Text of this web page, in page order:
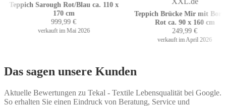
Teppich Sarough Rot/Blau ca. 110 x
170 cm
999,99€
verkauft im Mai 2026
Teppich Brücke Mir mit
Rot ca. 90 x 160 cm
249,99€
verkauft im April 2026
Das sagen unsere Kunden
Aktuelle Bewertungen zu Tekal - Textile Lebensqualität bei Google.
So erhalten Sie einen Eindruck von Beratung, Service und